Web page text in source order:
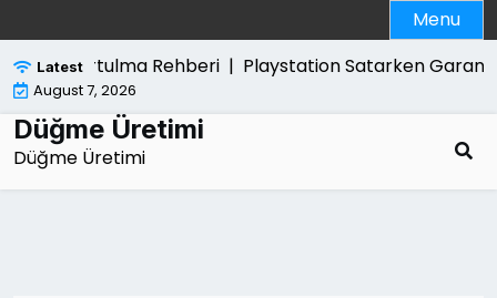
to
content
Menu
LatestKurtulma Rehberi | Playstation Satarken
August 7, 2026
Düğme Üretimi
Düğme Üretimi